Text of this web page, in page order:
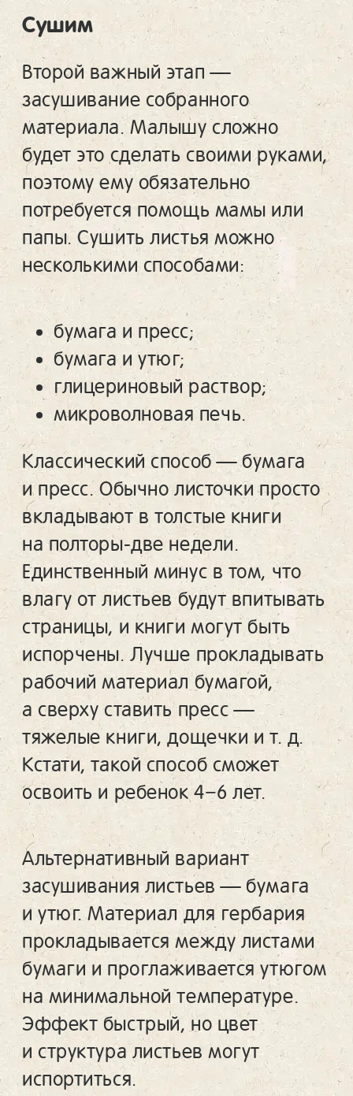
Сушим
Второй важный этап —
засушивание собранного
материала. Малышу сложно
будет это сделать своими руками,
поэтому ему обязательно
потребуется помощь мамы или
папы. Сушить листья можно
несколькими способами:
бумага и пресс;
бумага и утюг;
глицериновый раствор;
микроволновая печь.
Классический способ — бумага
и пресс. Обычно листочки просто
вкладывают в толстые книги
на полторы-две недели.
Единственный минус в том, что
влагу от листьев будут впитывать
страницы, и книги могут быть
испорчены. Лучше прокладывать
рабочий материал бумагой,
а сверху ставить пресс —
тяжелые книги, дощечки и т. д.
Кстати, такой способ сможет
освоить и ребенок 4−6 лет.
Альтернативный вариант
засушивания листьев — бумага
и утюг. Материал для гербария
прокладывается между листами
бумаги и проглаживается утюгом
на минимальной температуре.
Эффект быстрый, но цвет
и структура листьев могут
испортиться.